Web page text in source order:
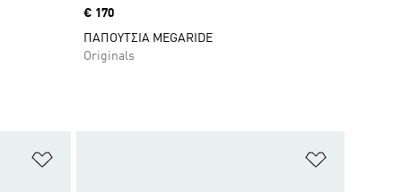
Price
€ 170
ΠΑΠΟΥΤΣΙΑ MEGARIDE
Originals